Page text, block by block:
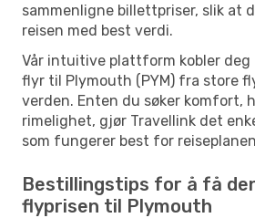
sammenligne billettpriser, slik at
reisen med best verdi.
Vår intuitive plattform kobler deg
flyr til Plymouth (PYM) fra store
verden. Enten du søker komfort,
rimelighet, gjør Travellink det
som fungerer best for
Bestillingstips for å få
flyprisen til Plymouth